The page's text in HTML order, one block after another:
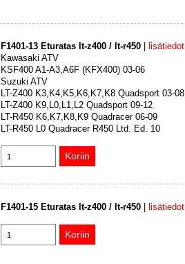
F1401-13 Eturatas lt-z400 / lt-r450
lisätiedot
Kawasaki ATV
KSF400 A1-A3,A6F (KFX400) 03-06
Suzuki ATV
LT-Z400 K3,K4,K5,K6,K7,K8 Quadsport 03-08
LT-Z400 K9,L0,L1,L2 Quadsport 09-12
LT-R450 K6,K7,K8,K9 Quadracer 06-09
LT-R450 L0 Quadracer R450 Ltd. Ed. 10
F1401-15 Eturatas lt-z400 / lt-r450 lisätiedot